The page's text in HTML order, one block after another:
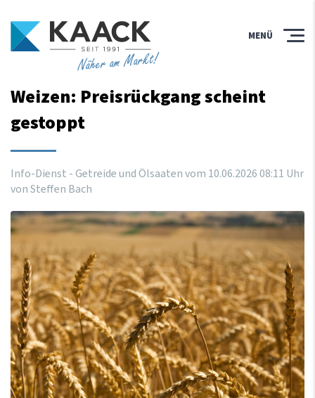
Näher am Markt!
MENÜ
Weizen: Preisrückgang scheint
gestoppt
Info-Dienst - Getreide und Ölsaaten vom 10.06.202608:11 Uhr
von Steffen Bach